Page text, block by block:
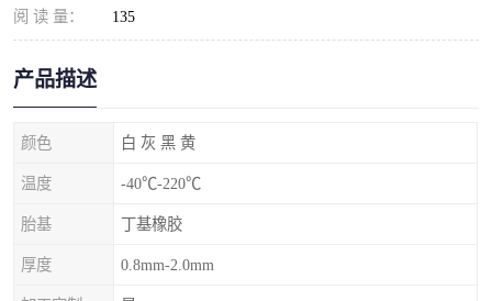
阅 读 量： 135
产品描述
颜色 白 灰 黑 黄
温度 -40℃-220℃
胎基 丁基橡胶
厚度 0.8mm-2.0mm